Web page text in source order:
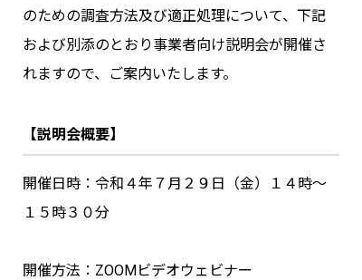
のための調査方法及び適正処理について、下記
および別添のとおり事業者向け説明会が開催さ
れますので、ご案内いたします。
【説明会概要】
開催日時：令和４年７月２９日（金）１４時～
１５時３０分
開催方法：ZOOMビデオウェビナー